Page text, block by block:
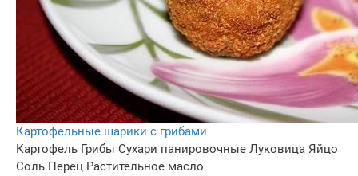
Картофельные шарики с грибами
Картофель Грибы Сухари панировочные Луковица Яйцо
Соль Перец Растительное масло